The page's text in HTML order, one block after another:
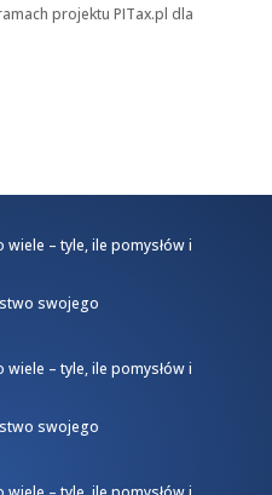
projektu PITax.pl dla
– tyle, ile pomysłów i
swojego
– tyle, ile pomysłów i
swojego